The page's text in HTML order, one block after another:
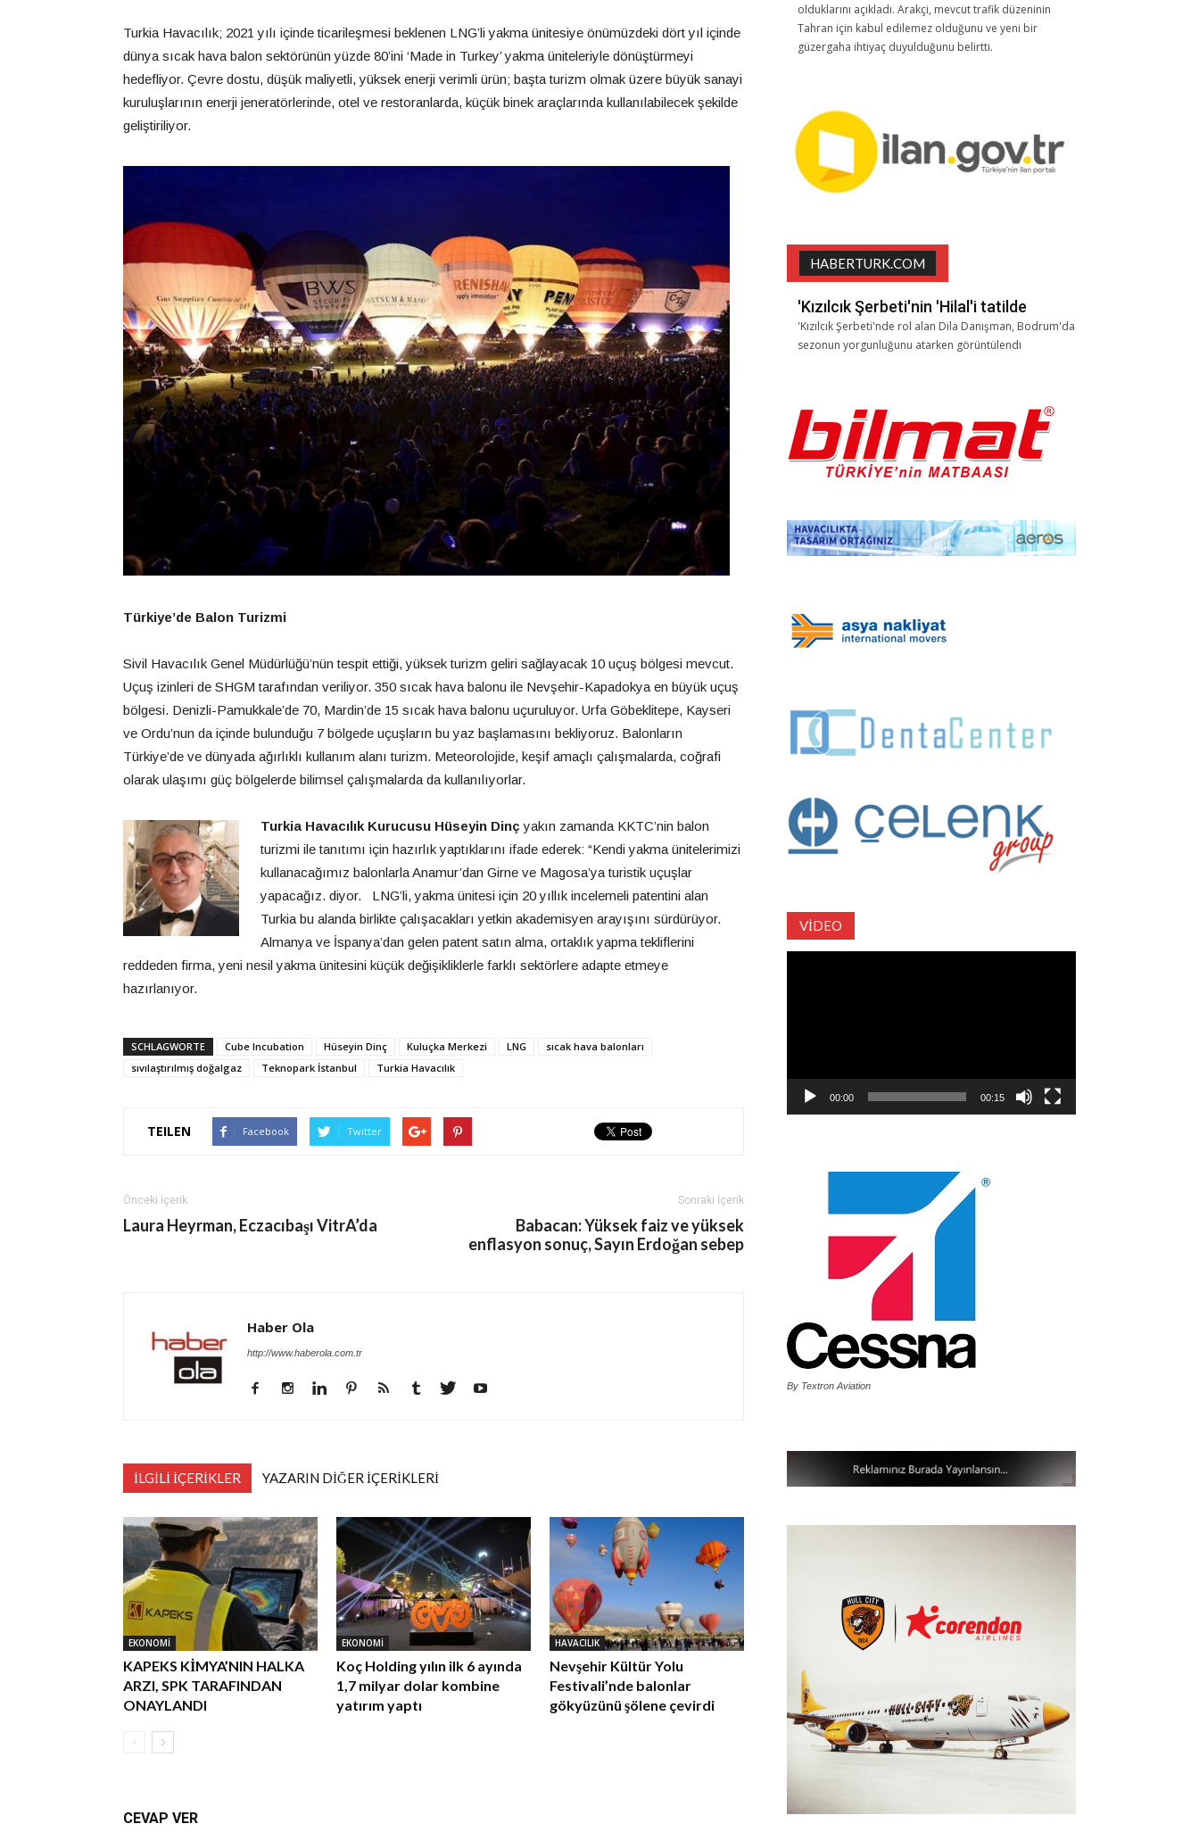
Turkia Havacılık; 2021 yılı içinde ticarileşmesi beklenen LNG’li yakma ünitesiye önümüzdeki dört yıl içinde
dünya sıcak hava balon sektörünün yüzde 80’ini ‘Made in Turkey’ yakma üniteleriyle dönüştürmeyi
hedefliyor. Çevre dostu, düşük maliyetli, yüksek enerji verimli ürün; başta turizm olmak üzere büyük sanayi
kuruluşlarının enerji jeneratörlerinde, otel ve restoranlarda, küçük binek araçlarında kullanılabilecek şekilde
geliştiriliyor.
Türkiye’de Balon Turizmi
Sivil Havacılık Genel Müdürlüğü’nün tespit ettiği, yüksek turizm geliri sağlayacak 10 uçuş bölgesi mevcut.
Uçuş izinleri de SHGM tarafından veriliyor. 350 sıcak hava balonu ile Nevşehir-Kapadokya en büyük uçuş
bölgesi. Denizli-Pamukkale’de 70, Mardin’de 15 sıcak hava balonu uçuruluyor. Urfa Göbeklitepe, Kayseri
ve Ordu’nun da içinde bulunduğu 7 bölgede uçuşların bu yaz başlamasını bekliyoruz. Balonların
Türkiye’de ve dünyada ağırlıklı kullanım alanı turizm. Meteorolojide, keşif amaçlı çalışmalarda, coğrafi
olarak ulaşımı güç bölgelerde bilimsel çalışmalarda da kullanılıyorlar.
Turkia Havacılık Kurucusu Hüseyin Dinç yakın zamanda KKTC’nin balon
turizmi ile tanıtımı için hazırlık yaptıklarını ifade ederek: “Kendi yakma ünitelerimizi
kullanacağımız balonlarla Anamur’dan Girne ve Magosa’ya turistik uçuşlar
yapacağız. diyor. LNG’li, yakma ünitesi için 20 yıllık incelemeli patentini alan
Turkia bu alanda birlikte çalışacakları yetkin akademisyen arayışını sürdürüyor.
Almanya ve İspanya’dan gelen patent satın alma, ortaklık yapma tekliflerini
reddeden firma, yeni nesil yakma ünitesini küçük değişikliklerle farklı sektörlere adapte etmeye
hazırlanıyor.
SCHLAGWORTE Cube Incubation Hüseyin Dinç Kuluçka Merkezi LNG
sıcak hava balonları
sıvılaştırılmış doğalgaz
Teknopark İstanbul Turkia Havacılık
TEILEN Facebook Twitter
Önceki İçerik
Laura Heyrman, Eczacıbaşı VitrA’da
Sonraki İçerik
Babacan: Yüksek faiz ve yüksek
enflasyon sonuç, Sayın Erdoğan sebep
Haber Ola
http://www.haberola.com.tr
İLGİLİ İÇERİKLER YAZARIN DİĞER İÇERİKLERİ
EKONOMİ
KAPEKS KİMYA’NIN HALKA
ARZI, SPK TARAFINDAN
ONAYLANDI
EKONOMİ
Koç Holding yılın ilk 6 ayında
1,7 milyar dolar kombine
yatırım yaptı
HAVACILIK
Nevşehir Kültür Yolu
Festivali’nde balonlar
gökyüzünü şölene çevirdi
CEVAP VER
olduklarını açıkladı. Arakçi, mevcut trafik düzeninin
Tahran için kabul edilemez olduğunu ve yeni bir
güzergaha ihtiyaç duyulduğunu belirtti.
HABERTURK.COM
'Kızılcık Şerbeti'nin 'Hilal'i tatilde
'Kızılcık Şerbeti'nde rol alan Dila Danışman, Bodrum'da
sezonun yorgunluğunu atarken görüntülendi
VIDEO
00:00 00:15
By Textron Aviation